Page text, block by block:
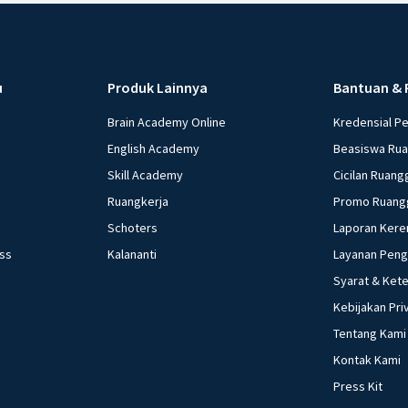
Produk Lainnya
Brain Academy Online
English Academy
Skill Academy
Ruangkerja
Schoters
Kalananti
Bantuan &
Kredensial
Beasiswa
Cicilan
Promo
Laporan
Layanan
Syarat &
Kebijakan
Tentang Kami
Kontak Kami
Press Kit